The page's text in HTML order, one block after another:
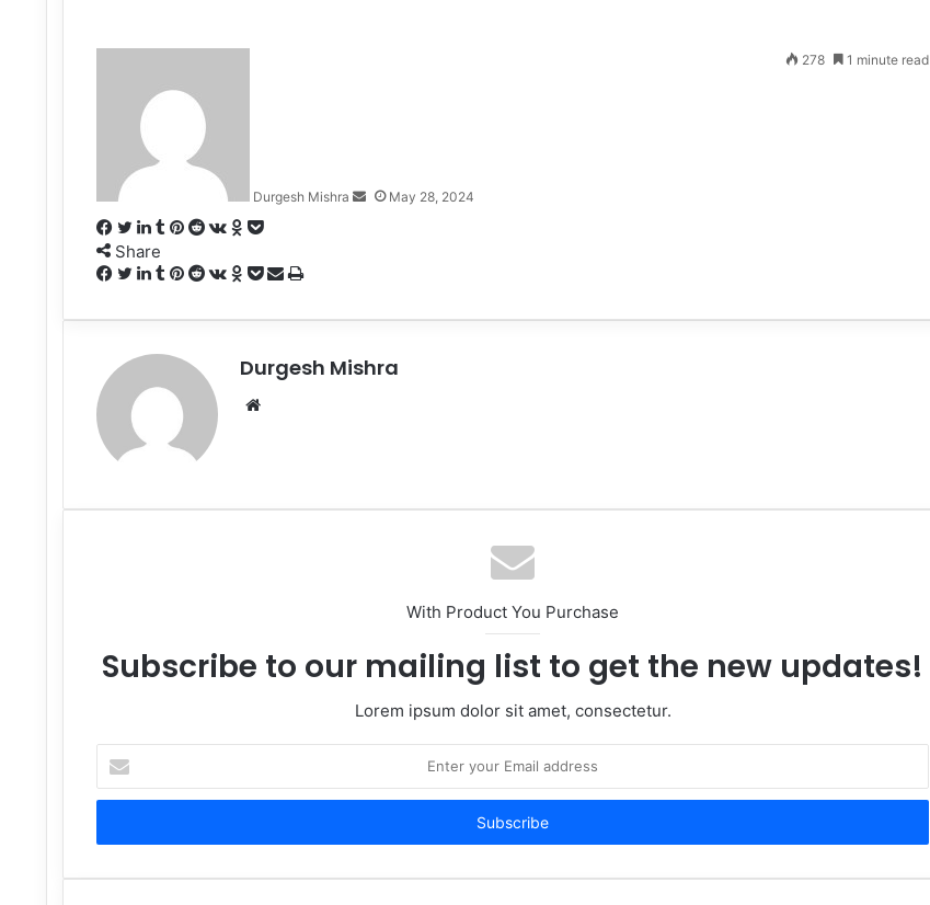
Durgesh Mishra May 28, 2024
278 1 minute read
Facebook
Twitter
LinkedIn
Tumblr
Pinterest
RedditVKontakte
Odnoklassniki
Pocket
Share
Facebook
Twitter
LinkedIn
Tumblr
Pinterest
RedditVKontakte
Odnoklassniki
Pocket
Share
Email
Print
Durgesh Mishra
Website
With Product You Purchase
Subscribe to our mailing list to get the new updates!
Lorem ipsum dolor sit amet, consectetur.
Enter
your
Email